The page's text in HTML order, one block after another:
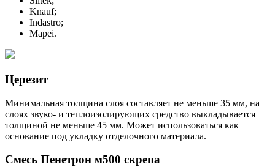
Knauf;
Indastro;
Mapei.
Церезит
Минимальная толщина слоя составляет не меньше 35 мм, на
слоях звуко- и теплоизолирующих средство выкладывается
толщиной не меньше 45 мм. Может использоваться как
основание под укладку отделочного материала.
Смесь Пенетрон м500 скрепа